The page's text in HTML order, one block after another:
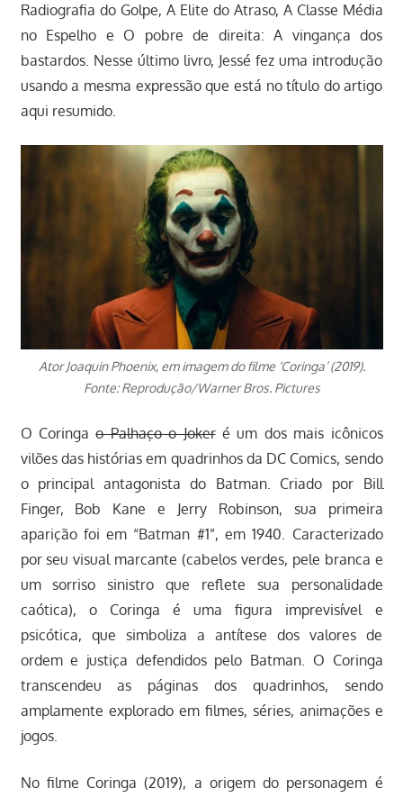
Radiografia do Golpe, A Elite do Atraso, A Classe Média
no Espelho e O pobre de direita: A vingança dos
bastardos. Nesse último livro, Jessé fez uma introdução
usando a mesma expressão que está no título do artigo
aqui resumido.
Ator Joaquin Phoenix, em imagem do filme ‘Coringa’ (2019).
Fonte: Reprodução/Warner Bros. Pictures
O Coringao Palhaço o Jokeré um dos mais icônicos
vilões das histórias em quadrinhos da DC Comics, sendo
o principal antagonista do Batman. Criado por Bill
Finger, Bob Kane e Jerry Robinson, sua primeira
aparição foi em “Batman #1”, em 1940. Caracterizado
por seu visual marcante (cabelos verdes, pele branca e
um sorriso sinistro que reflete sua personalidade
caótica), o Coringa é uma figura imprevisível e
psicótica, que simboliza a antítese dos valores de
ordem e justiça defendidos pelo Batman. O Coringa
transcendeu as páginas dos quadrinhos, sendo
amplamente explorado em filmes, séries, animações e
jogos.
No filme Coringa (2019), a origem do personagem é